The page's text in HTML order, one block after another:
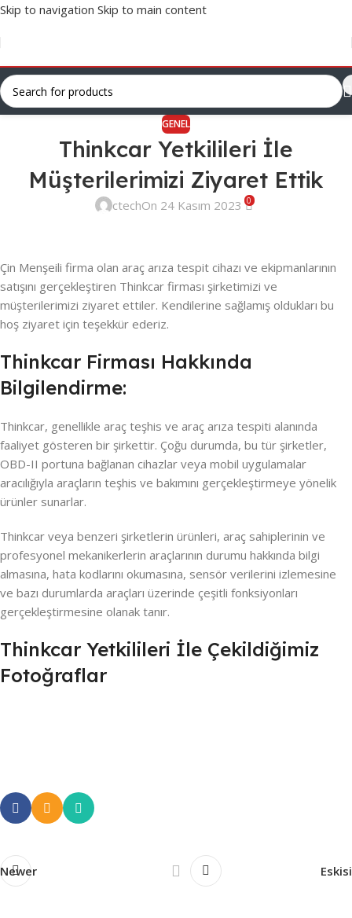
Skip to navigation Skip to main content
GENEL
Thinkcar Yetkilileri İle
Müşterilerimizi Ziyaret Ettik
ctechOn 24 Kasım 2023 0
Çin Menşeili firma olan araç arıza tespit cihazı ve ekipmanlarının
satışını gerçekleştiren Thinkcar firması şirketimizi ve
müşterilerimizi ziyaret ettiler. Kendilerine sağlamış oldukları bu
hoş ziyaret için teşekkür ederiz.
Thinkcar Firması Hakkında
Bilgilendirme:
Thinkcar, genellikle araç teşhis ve araç arıza tespiti alanında
faaliyet gösteren bir şirkettir. Çoğu durumda, bu tür şirketler,
OBD-II portuna bağlanan cihazlar veya mobil uygulamalar
aracılığıyla araçların teşhis ve bakımını gerçekleştirmeye yönelik
ürünler sunarlar.
Thinkcar veya benzeri şirketlerin ürünleri, araç sahiplerinin ve
profesyonel mekanikerlerin araçlarının durumu hakkında bilgi
almasına, hata kodlarını okumasına, sensör verilerini izlemesine
ve bazı durumlarda araçları üzerinde çeşitli fonksiyonları
gerçekleştirmesine olanak tanır.
Thinkcar Yetkilileri İle Çekildiğimiz
Fotoğraflar
Newer Eskisi